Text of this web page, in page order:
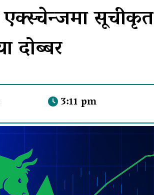
एक्स्चेन्जमा सूचीकृत
दोब्बर
3:11 pm